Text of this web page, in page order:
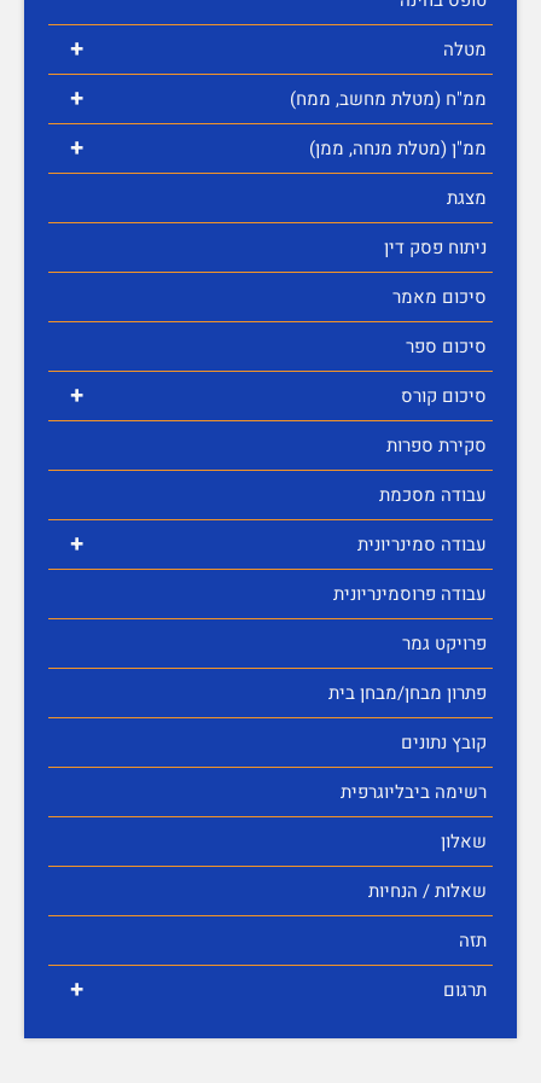
+ מטלה
+ ממ"ח (מטלת מחשב, ממח)
+
ממ"ן (מטלת מנחה, ממן)
מצגת
ניתוח פסק דין
סיכום מאמר
סיכום ספר
+
סיכום קורס
סקירת ספרות
עבודה מסכמת
+
עבודה סמינריונית
עבודה פרוסמינריונית
פרויקט גמר
פתרון מבחן/מבחן בית
קובץ נתונים
רשימה ביבליוגרפית
שאלון
שאלות / הנחיות
תזה
+ תרגום